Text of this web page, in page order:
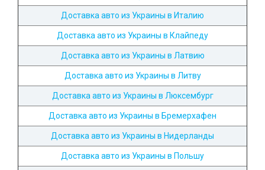
Доставка авто из Украины в Италию
Доставка авто из Украины в Клайпеду
Доставка авто из Украины в Латвию
Доставка авто из Украины в Литву
Доставка авто из Украины в Люксембург
Доставка авто из Украины в Бремерхафен
Доставка авто из Украины в Нидерланды
Доставка авто из Украины в Польшу